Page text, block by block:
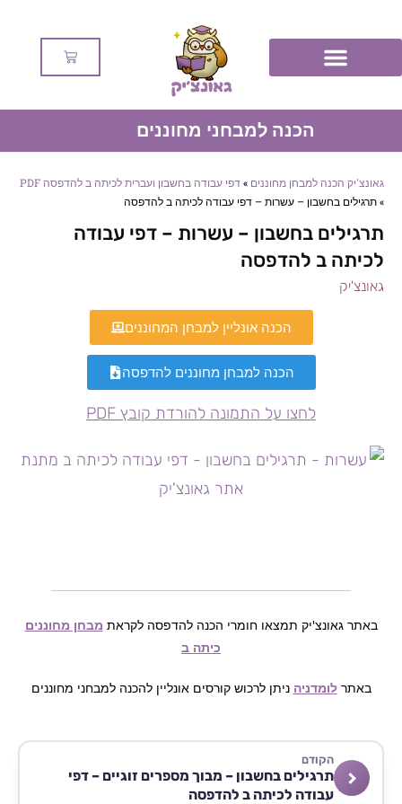
הכנה למבחני מחוננים
גאונצ'יק הכנה למבחן מחוננים» דפי עבודה בחשבון ועברית לכיתה ב להדפסה PDF
» תרגילים בחשבון – עשרות – דפי עבודה לכיתה ב להדפסה
תרגילים בחשבון – עשרות – דפי עבודה
לכיתה ב להדפסה
גאונצ'יק
הכנה אונליין למבחן המחוננים
הכנה למבחן מחוננים להדפסה
לחצו על התמונה להורדת קובץ PDF
באתר גאונצ'יק תמצאו חומרי הכנה להדפסה לקראת מבחן מחוננים
כיתה ב
באתר לומדניהניתן לרכוש קורסים אונליין להכנה למבחני מחוננים
הקודם
תרגילים בחשבון – מבוך מספרים זוגיים – דפי
עבודה לכיתה ב להדפסה